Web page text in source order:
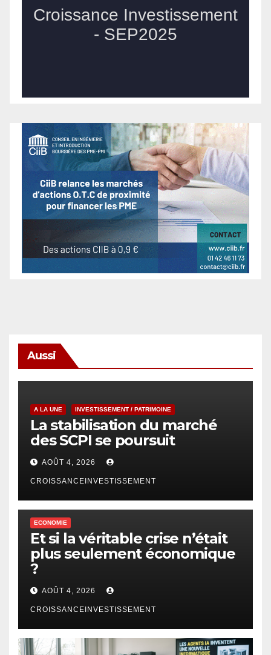
Aussi
A LA UNE INVESTISSEMENT / PATRIMOINE
La stabilisation du marché
des SCPI se poursuit
AOÛT 4, 2026
CROISSANCEINVESTISSEMENT
ECONOMIE
Et si la véritable crise n’était
plus seulement économique
?
AOÛT 4, 2026
CROISSANCEINVESTISSEMENT